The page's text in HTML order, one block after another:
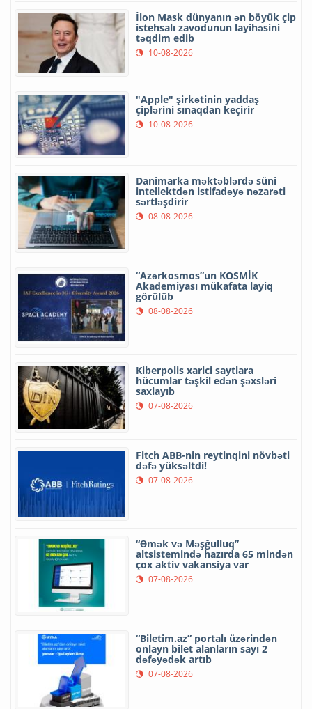
İlon Mask dünyanın ən böyük çip
istehsalı zavodunun layihəsini
təqdim edib
10-08-2026
"Apple" şirkətinin yaddaş
çiplərini sınaqdan keçirir
10-08-2026
Danimarka məktəblərdə süni
intellektdən istifadəyə nəzarəti
sərtləşdirir
08-08-2026
“Azərkosmos”un KOSMİK
Akademiyası mükafata layiq
görülüb
08-08-2026
Kiberpolis xarici saytlara
hücumlar təşkil edən şəxsləri
saxlayıb
07-08-2026
Fitch ABB-nin reytinqini növbəti
dəfə yüksəltdi!
07-08-2026
“Əmək və Məşğulluq”
altsistemində hazırda 65 mindən
çox aktiv vakansiya var
07-08-2026
“Biletim.az” portalı üzərindən
onlayn bilet alanların sayı 2
dəfəyədək artıb
07-08-2026